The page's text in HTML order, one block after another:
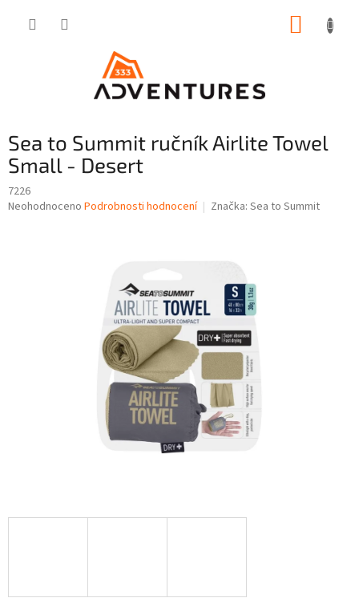
Sea to Summit ručník Airlite Towel
Small - Desert
7226
Průměrné
Neohodnoceno Podrobnosti hodnocení Značka: Sea to Summit